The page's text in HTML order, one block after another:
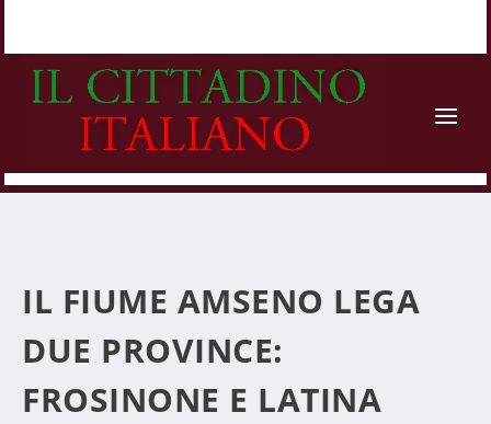
IL FIUME AMSENO LEGA
DUE PROVINCE:
FROSINONE E LATINA